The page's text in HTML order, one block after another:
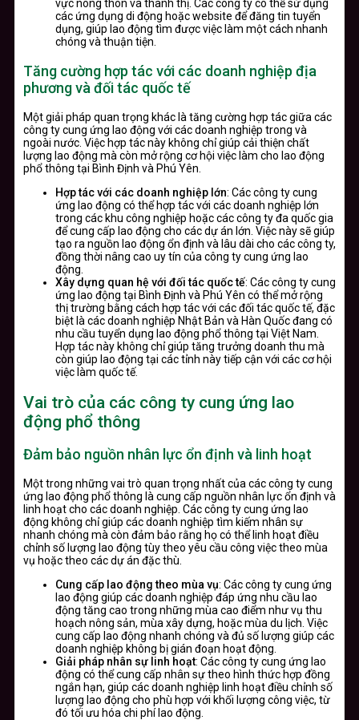
vực nông thôn và thành thị. Các công ty có thể sử dụng
các ứng dụng di động hoặc website để đăng tin tuyển
dụng, giúp lao động tìm được việc làm một cách nhanh
chóng và thuận tiện.
Tăng cường hợp tác với các doanh nghiệp địa
phương và đối tác quốc tế
Một giải pháp quan trọng khác là tăng cường hợp tác giữa các
công ty cung ứng lao động với các doanh nghiệp trong và
ngoài nước. Việc hợp tác này không chỉ giúp cải thiện chất
lượng lao động mà còn mở rộng cơ hội việc làm cho lao động
phổ thông tại Bình Định và Phú Yên.
Hợp tác với các doanh nghiệp lớn: Các công ty cung
ứng lao động có thể hợp tác với các doanh nghiệp lớn
trong các khu công nghiệp hoặc các công ty đa quốc gia
để cung cấp lao động cho các dự án lớn. Việc này sẽ giúp
tạo ra nguồn lao động ổn định và lâu dài cho các công ty,
đồng thời nâng cao uy tín của công ty cung ứng lao
động.
Xây dựng quan hệ với đối tác quốc tế: Các công ty cung
ứng lao động tại Bình Định và Phú Yên có thể mở rộng
thị trường bằng cách hợp tác với các đối tác quốc tế, đặc
biệt là các doanh nghiệp Nhật Bản và Hàn Quốc đang có
nhu cầu tuyển dụng lao động phổ thông tại Việt Nam.
Hợp tác này không chỉ giúp tăng trưởng doanh thu mà
còn giúp lao động tại các tỉnh này tiếp cận với các cơ hội
việc làm quốc tế.
Vai trò của các công ty cung ứng lao
động phổ thông
Đảm bảo nguồn nhân lực ổn định và linh hoạt
Một trong những vai trò quan trọng nhất của các công ty cung
ứng lao động phổ thông là cung cấp nguồn nhân lực ổn định và
linh hoạt cho các doanh nghiệp. Các công ty cung ứng lao
động không chỉ giúp các doanh nghiệp tìm kiếm nhân sự
nhanh chóng mà còn đảm bảo rằng họ có thể linh hoạt điều
chỉnh số lượng lao động tùy theo yêu cầu công việc theo mùa
vụ hoặc theo các dự án đặc thù.
Cung cấp lao động theo mùa vụ: Các công ty cung ứng
lao động giúp các doanh nghiệp đáp ứng nhu cầu lao
động tăng cao trong những mùa cao điểm như vụ thu
hoạch nông sản, mùa xây dựng, hoặc mùa du lịch. Việc
cung cấp lao động nhanh chóng và đủ số lượng giúp các
doanh nghiệp không bị gián đoạn hoạt động.
Giải pháp nhân sự linh hoạt: Các công ty cung ứng lao
động có thể cung cấp nhân sự theo hình thức hợp đồng
ngắn hạn, giúp các doanh nghiệp linh hoạt điều chỉnh số
lượng lao động cho phù hợp với khối lượng công việc, từ
đó tối ưu hóa chi phí lao động.